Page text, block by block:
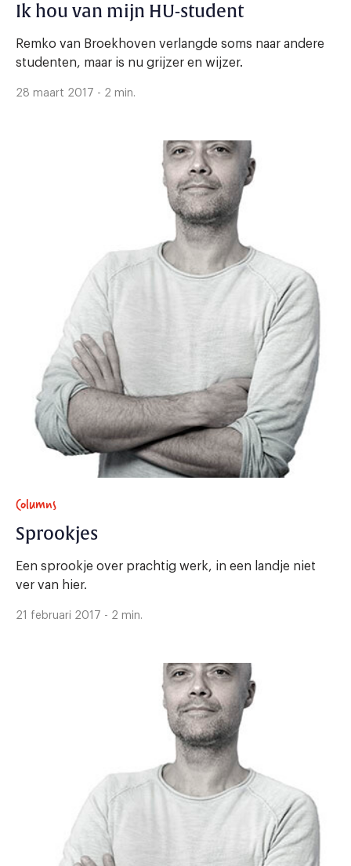
Ik hou van mijn HU-student
Remko van Broekhoven verlangde soms naar andere
studenten, maar is nu grijzer en wijzer.
28 maart 2017 - 2 min.
Columns
Sprookjes
Een sprookje over prachtig werk, in een landje niet
ver van hier.
21 februari 2017 - 2 min.